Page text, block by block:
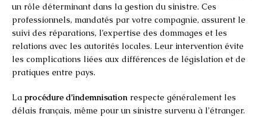
un rôle déterminant dans la gestion du sinistre. Ces
professionnels, mandatés par votre compagnie, assurent le
suivi des réparations, l’expertise des dommages et les
relations avec les autorités locales. Leur intervention évite
les complications liées aux différences de législation et de
pratiques entre pays.
La procédure d’indemnisation respecte généralement les
délais français, même pour un sinistre survenu à l’étranger.